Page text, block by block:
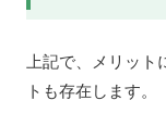
上記で、メリッ
トも存在します。